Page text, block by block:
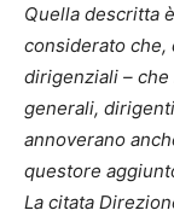
Quella descritta
considerato che,
dirigenziali –
generali,
annoverano
questore
La citata